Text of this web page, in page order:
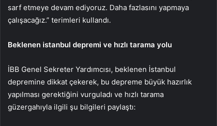
sarf etmeye devam ediyoruz. Daha fazlasını yapmaya
çalışacağız.” terimleri kullandı.
Beklenen istanbul depremi ve hızlı tarama yolu
İBB Genel Sekreter Yardımcısı, beklenen İstanbul
depremine dikkat çekerek, bu depreme büyük hazırlık
yapılması gerektiğini vurguladı ve hızlı tarama
güzergahıyla ilgili şu bilgileri paylaştı: